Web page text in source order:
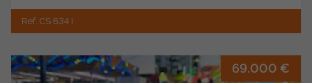
Ref. CS 634 I
69.000 €